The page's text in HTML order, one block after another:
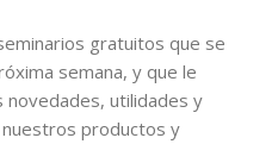
gratuitos que se
semana, y que le
novedades, utilidades y
productos y